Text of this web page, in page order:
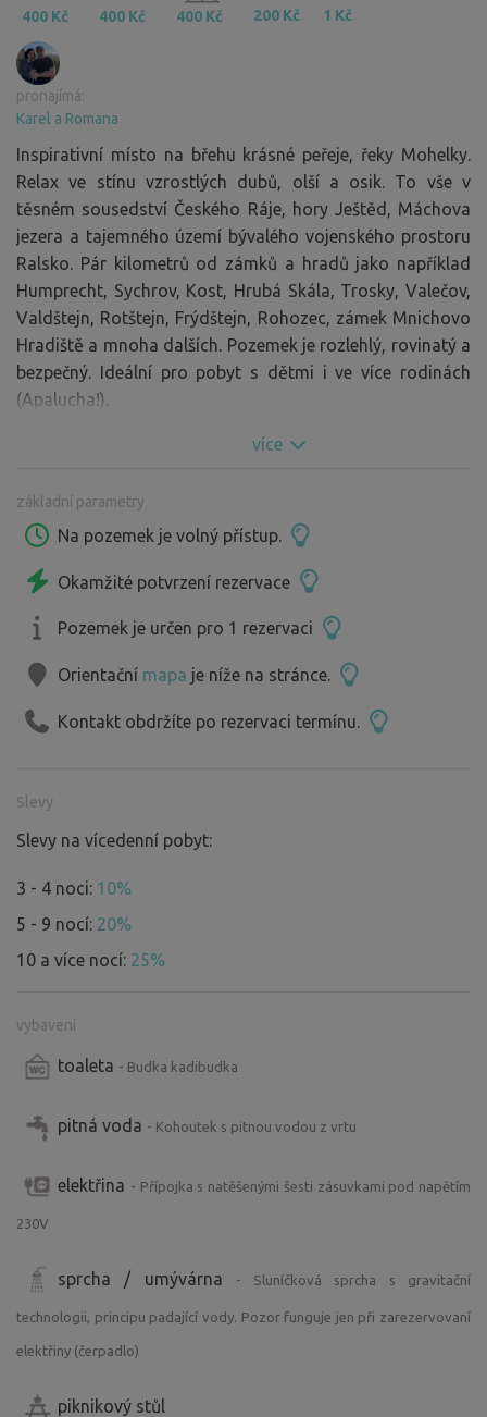
400 Kč 400 Kč 400 Kč 200 Kč 1 Kč
pronajímá:
Karel a Romana
Inspirativní místo na břehu krásné peřeje, řeky Mohelky.
Relax ve stínu vzrostlých dubů, olší a osik. To vše v
těsném sousedství Českého Ráje, hory Ještěd, Máchova
jezera a tajemného území bývalého vojenského prostoru
Ralsko. Pár kilometrů od zámků a hradů jako například
Humprecht, Sychrov, Kost, Hrubá Skála, Trosky, Valečov,
Valdštejn, Rotštejn, Frýdštejn, Rohozec, zámek Mnichovo
Hradiště a mnoha dalších. Pozemek je rozlehlý, rovinatý a
bezpečný. Ideální pro pobyt s dětmi i ve více rodinách
(Apalucha!).
kamarádi či příbuzní), prosím pošlete dotaz. Vše
více
základní parametry
Na pozemek je volný přístup.
Okamžité potvrzení rezervace
Pozemek je určen pro 1 rezervaci
Orientační mapa je níže na stránce.
Kontakt obdržíte po rezervaci termínu.
Slevy
Slevy na vícedenní pobyt:
3 - 4 noci: 10%
5 - 9 nocí: 20%
10 a více nocí: 25%
vybavení
toaleta - Budka kadibudka
pitná voda - Kohoutek s pitnou vodou z vrtu
elektřina - Přípojka s natěšenými šesti zásuvkami pod napětím
230V
sprcha / umývárna - Sluníčková sprcha s gravitační
technologii, principu padající vody. Pozor funguje jen při zarezervovaní
elektřiny (čerpadlo)
piknikový stůl